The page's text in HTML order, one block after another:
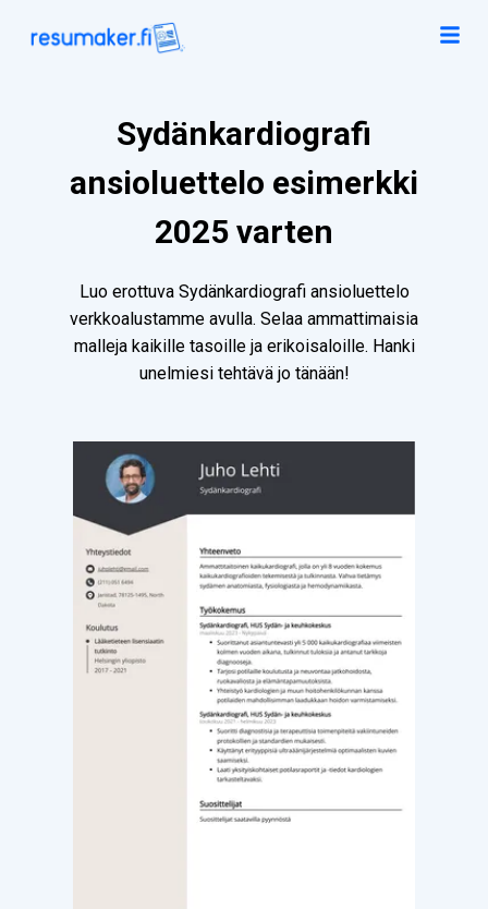
Sydänkardiografi
ansioluettelo esimerkki
2025 varten
Luo erottuva Sydänkardiografi ansioluettelo
verkkoalustamme avulla. Selaa ammattimaisia
malleja kaikille tasoille ja erikoisaloille. Hanki
unelmiesi tehtävä jo tänään!